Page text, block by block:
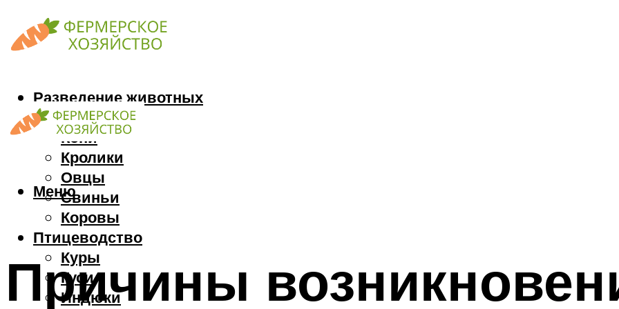
Разведение животных
Козы
Кони
Кролики
Овцы
Свиньи
Коровы
Птицеводство
Куры
Гуси
Индюки
Меню
Причины